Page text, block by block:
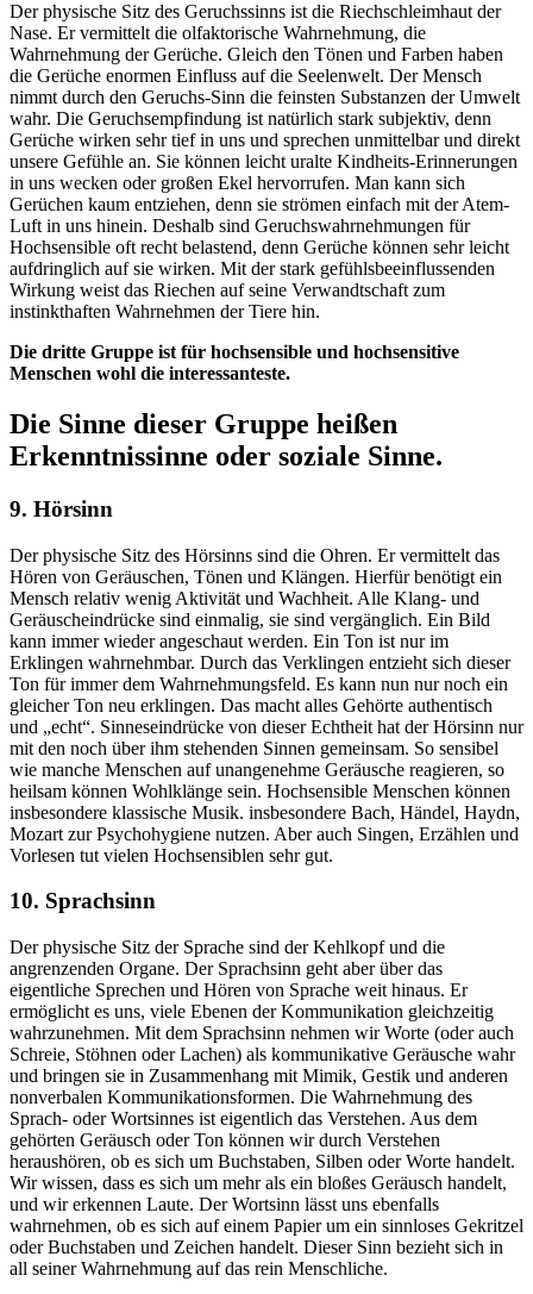
Der physische Sitz des Geruchssinns ist die Riechschleimhaut der
Nase. Er vermittelt die olfaktorische Wahrnehmung, die
Wahrnehmung der Gerüche. Gleich den Tönen und Farben haben
die Gerüche enormen Einfluss auf die Seelenwelt. Der Mensch
nimmt durch den Geruchs-Sinn die feinsten Substanzen der Umwelt
wahr. Die Geruchsempfindung ist natürlich stark subjektiv, denn
Gerüche wirken sehr tief in uns und sprechen unmittelbar und direkt
unsere Gefühle an. Sie können leicht uralte Kindheits-Erinnerungen
in uns wecken oder großen Ekel hervorrufen. Man kann sich
Gerüchen kaum entziehen, denn sie strömen einfach mit der Atem-
Luft in uns hinein. Deshalb sind Geruchswahrnehmungen für
Hochsensible oft recht belastend, denn Gerüche können sehr leicht
aufdringlich auf sie wirken. Mit der stark gefühlsbeeinflussenden
Wirkung weist das Riechen auf seine Verwandtschaft zum
instinkthaften Wahrnehmen der Tiere hin.
Die dritte Gruppe ist für hochsensible und hochsensitive
Menschen wohl die interessanteste.
Die Sinne dieser Gruppe heißen
Erkenntnissinne oder soziale Sinne.
9. Hörsinn
Der physische Sitz des Hörsinns sind die Ohren. Er vermittelt das
Hören von Geräuschen, Tönen und Klängen. Hierfür benötigt ein
Mensch relativ wenig Aktivität und Wachheit. Alle Klang- und
Geräuscheindrücke sind einmalig, sie sind vergänglich. Ein Bild
kann immer wieder angeschaut werden. Ein Ton ist nur im
Erklingen wahrnehmbar. Durch das Verklingen entzieht sich dieser
Ton für immer dem Wahrnehmungsfeld. Es kann nun nur noch ein
gleicher Ton neu erklingen. Das macht alles Gehörte authentisch
und „echt“. Sinneseindrücke von dieser Echtheit hat der Hörsinn nur
mit den noch über ihm stehenden Sinnen gemeinsam. So sensibel
wie manche Menschen auf unangenehme Geräusche reagieren, so
heilsam können Wohlklänge sein. Hochsensible Menschen können
insbesondere klassische Musik. insbesondere Bach, Händel, Haydn,
Mozart zur Psychohygiene nutzen. Aber auch Singen, Erzählen und
Vorlesen tut vielen Hochsensiblen sehr gut.
10. Sprachsinn
Der physische Sitz der Sprache sind der Kehlkopf und die
angrenzenden Organe. Der Sprachsinn geht aber über das
eigentliche Sprechen und Hören von Sprache weit hinaus. Er
ermöglicht es uns, viele Ebenen der Kommunikation gleichzeitig
wahrzunehmen. Mit dem Sprachsinn nehmen wir Worte (oder auch
Schreie, Stöhnen oder Lachen) als kommunikative Geräusche wahr
und bringen sie in Zusammenhang mit Mimik, Gestik und anderen
nonverbalen Kommunikationsformen. Die Wahrnehmung des
Sprach- oder Wortsinnes ist eigentlich das Verstehen. Aus dem
gehörten Geräusch oder Ton können wir durch Verstehen
heraushören, ob es sich um Buchstaben, Silben oder Worte handelt.
Wir wissen, dass es sich um mehr als ein bloßes Geräusch handelt,
und wir erkennen Laute. Der Wortsinn lässt uns ebenfalls
wahrnehmen, ob es sich auf einem Papier um ein sinnloses Gekritzel
oder Buchstaben und Zeichen handelt. Dieser Sinn bezieht sich in
all seiner Wahrnehmung auf das rein Menschliche.